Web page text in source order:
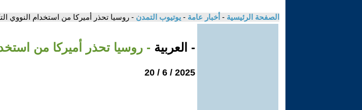
الصفحة الرئيسية - أخبار عامة - يوتيوب التمدن - روسيا تحذر أميركا من استخدام النووي
- العربية - روسيا تحذر أميركا من
2025 / 6 / 20